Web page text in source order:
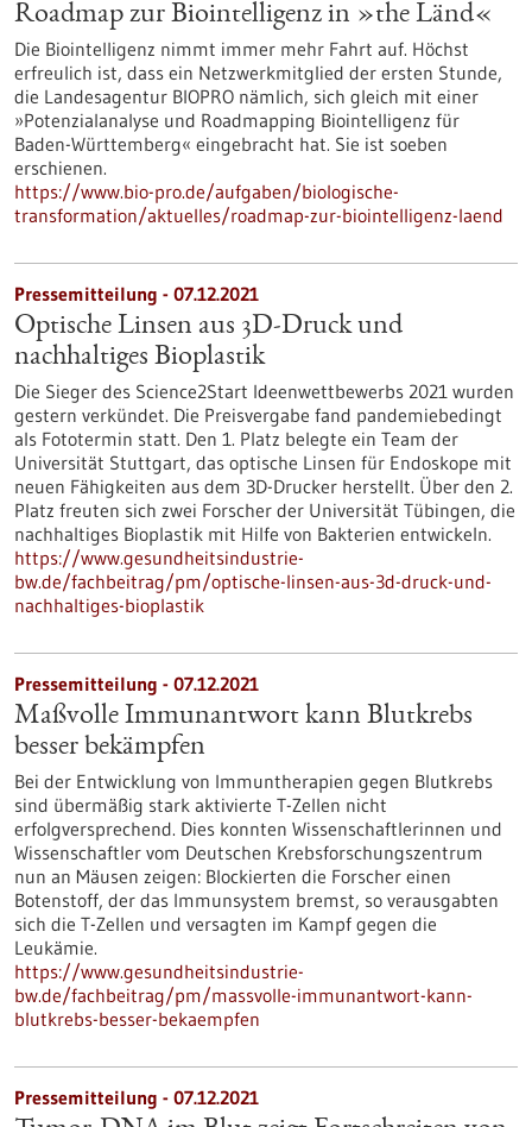
Roadmap zur Biointelligenz in »the Länd«
Die Biointelligenz nimmt immer mehr Fahrt auf. Höchst
erfreulich ist, dass ein Netzwerkmitglied der ersten Stunde,
die Landesagentur BIOPRO nämlich, sich gleich mit einer
»Potenzialanalyse und Roadmapping Biointelligenz für
Baden-Württemberg« eingebracht hat. Sie ist soeben
erschienen.
https://www.bio-pro.de/aufgaben/biologische-
transformation/aktuelles/roadmap-zur-biointelligenz-laend
Pressemitteilung - 07.12.2021
Optische Linsen aus 3D-Druck und
nachhaltiges Bioplastik
Die Sieger des Science2Start Ideenwettbewerbs 2021 wurden
gestern verkündet. Die Preisvergabe fand pandemiebedingt
als Fototermin statt. Den 1. Platz belegte ein Team der
Universität Stuttgart, das optische Linsen für Endoskope mit
neuen Fähigkeiten aus dem 3D-Drucker herstellt. Über den 2.
Platz freuten sich zwei Forscher der Universität Tübingen, die
nachhaltiges Bioplastik mit Hilfe von Bakterien entwickeln.
https://www.gesundheitsindustrie-
bw.de/fachbeitrag/pm/optische-linsen-aus-3d-druck-und-
nachhaltiges-bioplastik
Pressemitteilung - 07.12.2021
Maßvolle Immunantwort kann Blutkrebs
besser bekämpfen
Bei der Entwicklung von Immuntherapien gegen Blutkrebs
sind übermäßig stark aktivierte T-Zellen nicht
erfolgversprechend. Dies konnten Wissenschaftlerinnen und
Wissenschaftler vom Deutschen Krebsforschungszentrum
nun an Mäusen zeigen: Blockierten die Forscher einen
Botenstoff, der das Immunsystem bremst, so verausgabten
sich die T-Zellen und versagten im Kampf gegen die
Leukämie.
https://www.gesundheitsindustrie-
bw.de/fachbeitrag/pm/massvolle-immunantwort-kann-
blutkrebs-besser-bekaempfen
Pressemitteilung - 07.12.2021